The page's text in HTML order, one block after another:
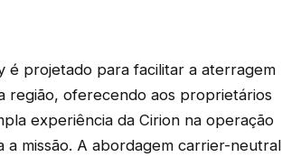
é projetado para facilitar a aterragem
região, oferecendo aos proprietários
experiência da Cirion na operação
missão. A abordagem carrier-neutral